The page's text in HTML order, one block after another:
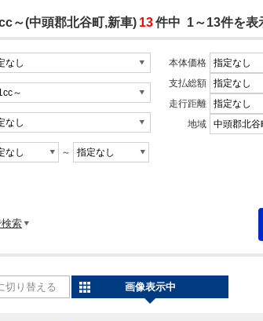
～(中頭郡北谷町,新車) 13件中 1～13件を表
～
本体価格
支払総額
走行距離
地域
索
切り替える 画像表示中